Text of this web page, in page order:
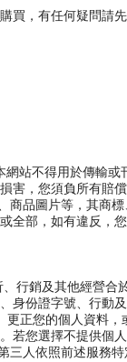
買，有任何疑問請
站不得用於傳輸
害，您須負所有賠償
品圖片等，其商
部，如有違反，
行銷及其他經營
份證字號、行動
正您的個人資
您選擇不提供個
人依照前述服務